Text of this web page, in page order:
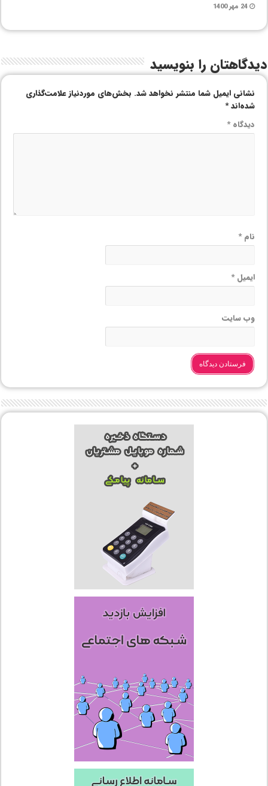
24 مهر 1400
دیدگاهتان را بنویسید
نشانی ایمیل شما منتشر نخواهد شد. بخش‌های موردنیاز علامت‌گذاری
شده‌اند*
دیدگاه*
نام*
ایمیل*
وب‌ سایت